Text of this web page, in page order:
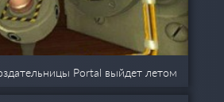
Portal выйдет летом